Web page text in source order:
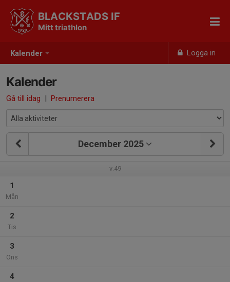
Kalender Logga in
BLACKSTADS IF
Mitt triathlon
Kalender
Gå till idag | Prenumerera
December 2025
v.49
1
Mån
2
Tis
3
Ons
4